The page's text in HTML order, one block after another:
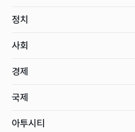
정치
사회
경제
국제
아투시티